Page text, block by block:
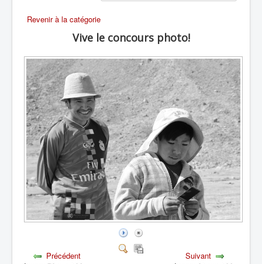
Revenir à la catégorie
Vive le concours photo!
Précédent
Suivant